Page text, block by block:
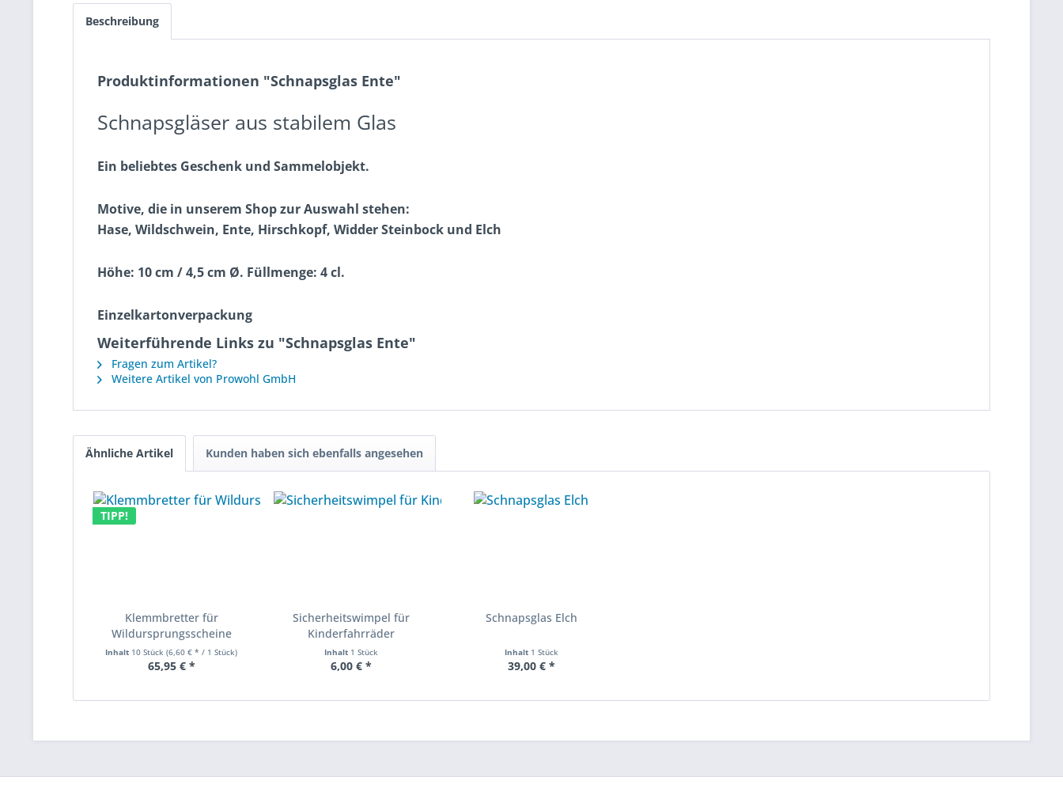
Beschreibung
Produktinformationen "Schnapsglas Ente"
Schnapsgläser aus stabilem Glas
Ein beliebtes Geschenk und Sammelobjekt.
Motive, die in unserem Shop zur Auswahl stehen:
Hase, Wildschwein, Ente, Hirschkopf, Widder Steinbock und Elch
Höhe: 10 cm / 4,5 cm Ø. Füllmenge: 4 cl.
Einzelkartonverpackung
Weiterführende Links zu "Schnapsglas Ente"
Fragen zum Artikel?
Weitere Artikel von Prowohl GmbH
Ähnliche Artikel Kunden haben sich ebenfalls angesehen
TIPP!
Klemmbretter für
Wildursprungsscheine
Inhalt 10 Stück(6,60 € * / 1 Stück)
65,95 € *
Sicherheitswimpel für
Kinderfahrräder
Inhalt 1 Stück
6,00 € *
Schnapsglas Elch
Inhalt 1 Stück
39,00 € *